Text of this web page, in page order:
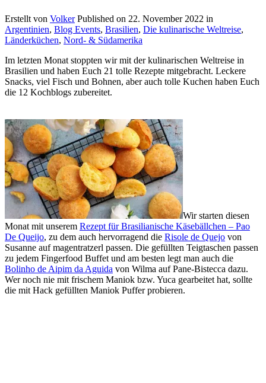
Erstellt von Volker Published on 22. November 2022 in
Argentinien, Blog Events, Brasilien, Die kulinarische Weltreise,
Länderküchen, Nord- & Südamerika
Im letzten Monat stoppten wir mit der kulinarischen Weltreise in
Brasilien und haben Euch 21 tolle Rezepte mitgebracht. Leckere
Snacks, viel Fisch und Bohnen, aber auch tolle Kuchen haben Euch
die 12 Kochblogs zubereitet.
Wir starten diesen
Monat mit unserem Rezept für Brasilianische Käsebällchen – Pao
De Queijo, zu dem auch hervorragend die Risole de Quejo von
Susanne auf magentratzerl passen. Die gefüllten Teigtaschen passen
zu jedem Fingerfood Buffet und am besten legt man auch die
Bolinho de Aipim da Aguida von Wilma auf Pane-Bistecca dazu.
Wer noch nie mit frischem Maniok bzw. Yuca gearbeitet hat, sollte
die mit Hack gefüllten Maniok Puffer probieren.